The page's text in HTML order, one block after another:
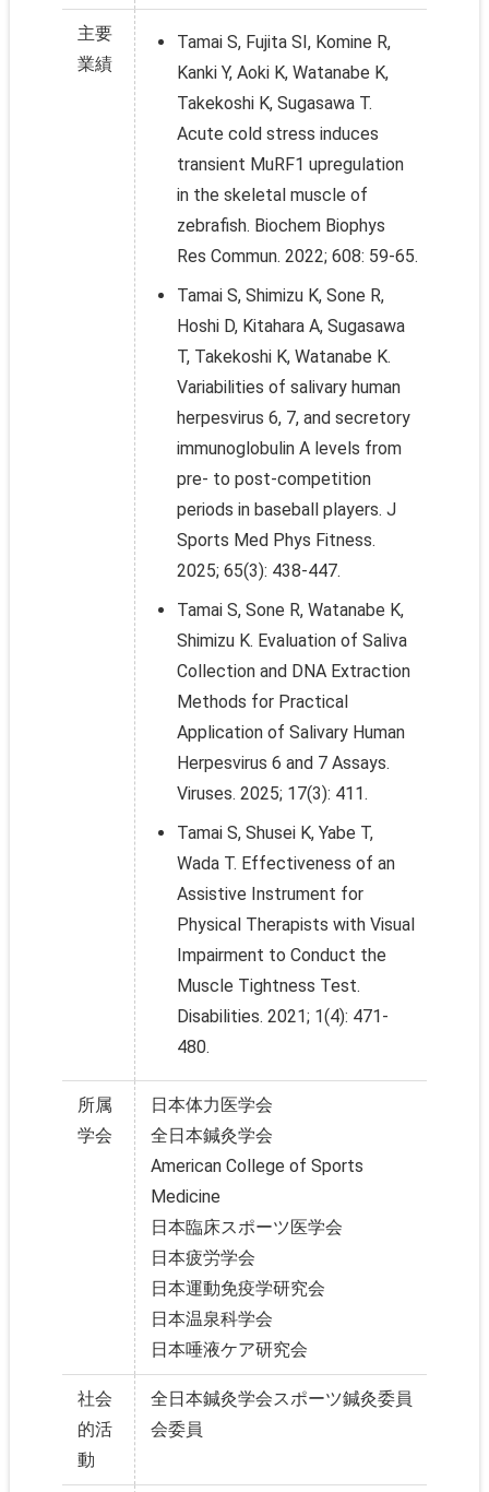
主要
業績
Tamai S, Fujita SI, Komine R,
Kanki Y, Aoki K, Watanabe K,
Takekoshi K, Sugasawa T.
Acute cold stress induces
transient MuRF1 upregulation
in the skeletal muscle of
zebrafish. Biochem Biophys
Res Commun. 2022; 608: 59-65.
Tamai S, Shimizu K, Sone R,
Hoshi D, Kitahara A, Sugasawa
T, Takekoshi K, Watanabe K.
Variabilities of salivary human
herpesvirus 6, 7, and secretory
immunoglobulin A levels from
pre- to post-competition
periods in baseball players. J
Sports Med Phys Fitness.
2025; 65(3): 438-447.
Tamai S, Sone R, Watanabe K,
Shimizu K. Evaluation of Saliva
Collection and DNA Extraction
Methods for Practical
Application of Salivary Human
Herpesvirus 6 and 7 Assays.
Viruses. 2025; 17(3): 411.
Tamai S, Shusei K, Yabe T,
Wada T. Effectiveness of an
Assistive Instrument for
Physical Therapists with Visual
Impairment to Conduct the
Muscle Tightness Test.
Disabilities. 2021; 1(4): 471-
480.
所属
学会
日本体力医学会
全日本鍼灸学会
American College of Sports
Medicine
日本臨床スポーツ医学会
日本疲労学会
日本運動免疫学研究会
日本温泉科学会
日本唾液ケア研究会
社会
的活
動
全日本鍼灸学会スポーツ鍼灸委員
会委員